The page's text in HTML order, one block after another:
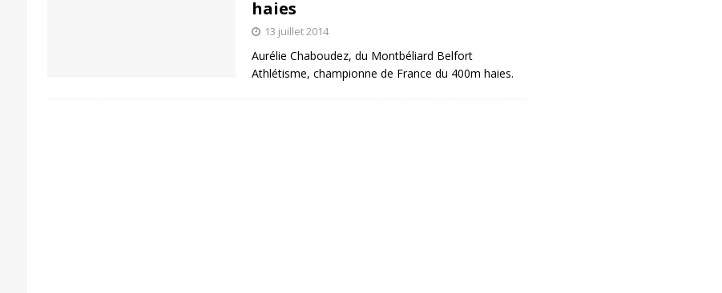
haies
13 juillet 2014
Aurélie Chaboudez, du Montbéliard Belfort
Athlétisme, championne de France du 400m haies.